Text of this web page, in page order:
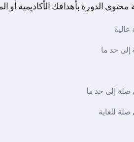
الدورة بأهدافك الأكاديمية أو
إلى حد ما
صلة إلى حد ما
للغاية